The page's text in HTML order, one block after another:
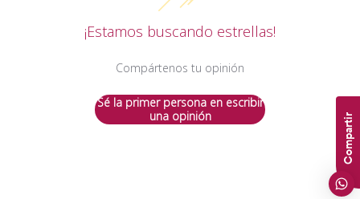
¡Estamos buscando estrellas!
Compártenos tu opinión
Sé la primer persona en escribir
una opinión
Compartir